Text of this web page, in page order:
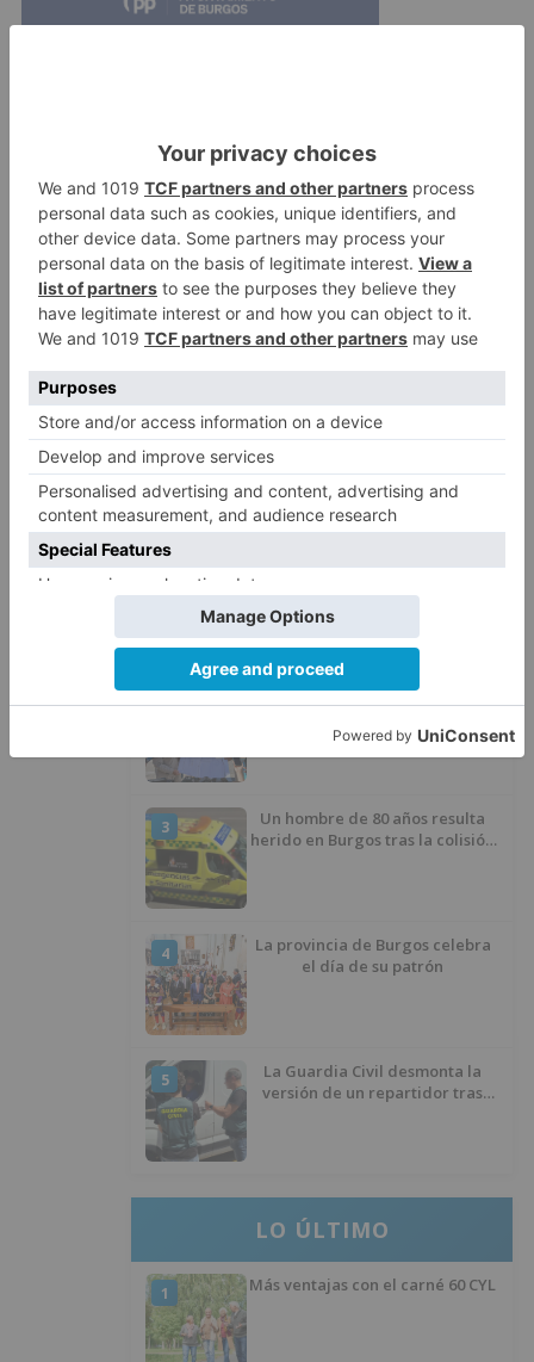
De la Rosa", y que es un proyecto "fantasma"
que no se ha llevado a ninguna Comisión ni
Pleno para su aprobación, lo mismo que ocurre
con el Plan de Movilidad que se está
incumpliendo de forma sistemática.
Gamonal
suprimir
plazas aparcamiento
LO + VISTO
1
Fallece un ciclista en Burgos tras
había caído de la bicicleta
2
Villatoro da el primer paso para
inicio de la senda peatonal y
ciclista
3
Un hombre de 80 años resulta
herido en Burgos tras la colisión
4
La provincia de Burgos celebra
el día de su patrón
5
La Guardia Civil desmonta la
versión de un repartidor tras
LO ÚLTIMO
1 Más ventajas con el carné 60 CYL